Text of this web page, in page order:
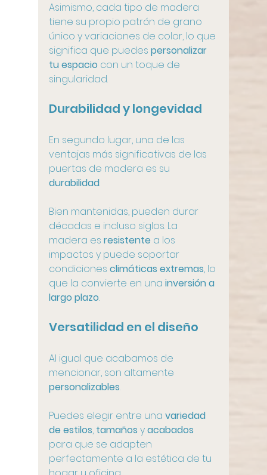
Asimismo, cada tipo de madera
tiene su propio patrón de grano
único y variaciones de color, lo que
significa que puedes personalizar
tu espacio con un toque de
singularidad.
Durabilidad y longevidad
En segundo lugar, una de las
ventajas más significativas de las
puertas de madera es su
durabilidad.
Bien mantenidas, pueden durar
décadas e incluso siglos. La
madera es resistente a los
impactos y puede soportar
condiciones climáticas extremas, lo
que la convierte en una inversión a
largo plazo.
Versatilidad en el diseño
Al igual que acabamos de
mencionar, son altamente
personalizables.
Puedes elegir entre una variedad
de estilos, tamaños y acabados
para que se adapten
perfectamente a la estética de tu